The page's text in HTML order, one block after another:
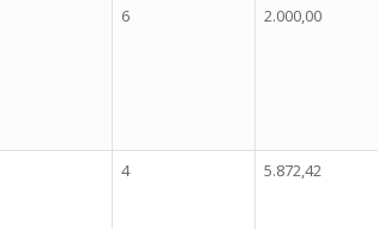
6 2.000,00
4 5.872,42